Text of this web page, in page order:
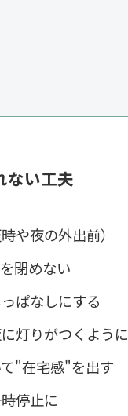
ない工夫
や夜の外出前）
閉めない
ぱなしにする
灯りがつくように
"在宅感"を出す
停止に